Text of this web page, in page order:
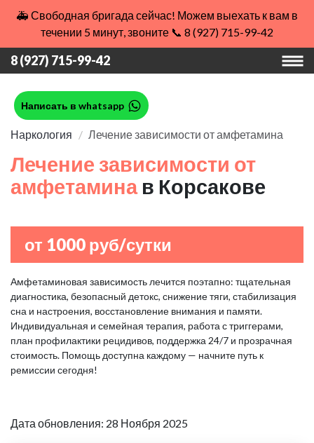
🚑 Свободная бригада сейчас! Можем выехать к вам в
течении 5 минут, звоните 📞 8 (927) 715-99-42
8 (927) 715-99-42
Написать в whatsapp
Наркология Лечение зависимости от амфетамина
Лечение зависимости от
амфетамина в Корсакове
от 1000 руб/сутки
Амфетаминовая зависимость лечится поэтапно: тщательная
диагностика, безопасный детокс, снижение тяги, стабилизация
сна и настроения, восстановление внимания и памяти.
Индивидуальная и семейная терапия, работа с триггерами,
план профилактики рецидивов, поддержка 24/7 и прозрачная
стоимость. Помощь доступна каждому — начните путь к
ремиссии сегодня!
Дата обновления: 28 Ноября 2025